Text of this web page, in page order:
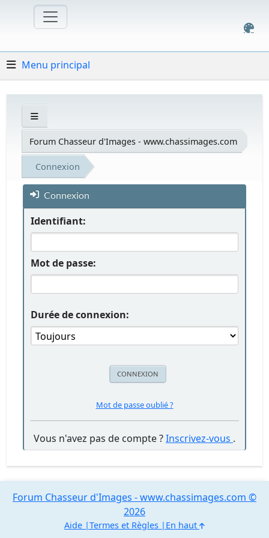
Menu principal
Forum Chasseur d'Images - www.chassimages.com
Connexion
Connexion
Identifiant:
Mot de passe:
Durée de connexion:
Mot de passe oublié ?
Vous n'avez pas de compte ?Inscrivez-vous .
Forum Chasseur d'Images - www.chassimages.com ©
2026
Aide Termes et Règles En haut